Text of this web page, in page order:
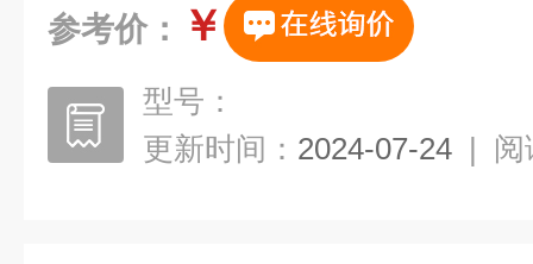
参考价： ￥
型号：
更新时间： 2024-07-24 | 阅